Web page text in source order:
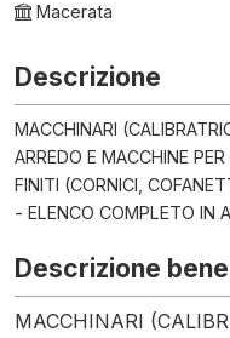
Macerata
Descrizione
MACCHINARI
ARREDO E MACCHINE
FINITI (CORNICI,
- ELENCO COMPLETO IN
Descrizione bene
MACCHINARI